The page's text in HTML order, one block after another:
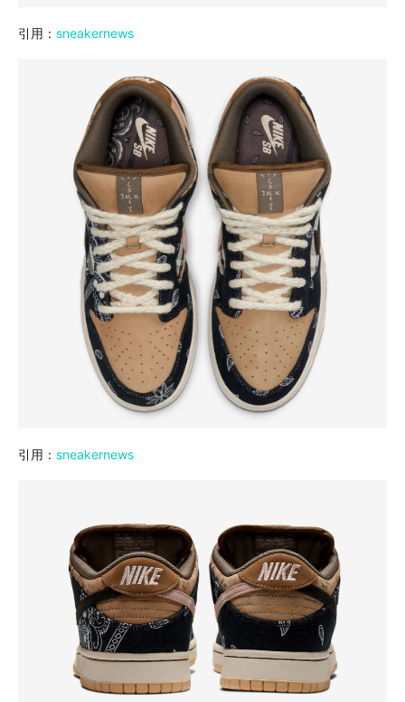
引用： sneakernews
引用： sneakernews